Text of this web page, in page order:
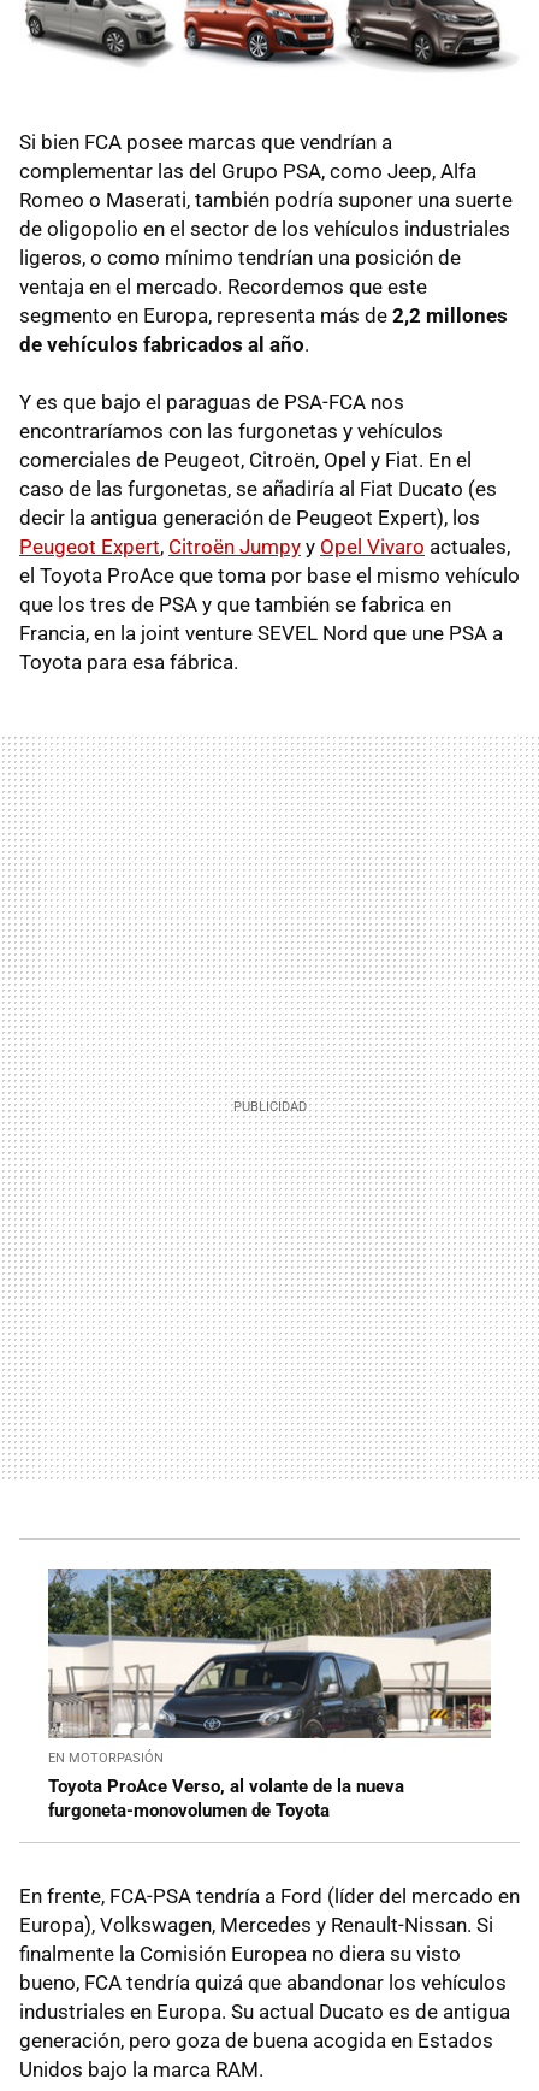
Si bien FCA posee marcas que vendrían a
complementar las del Grupo PSA, como Jeep, Alfa
Romeo o Maserati, también podría suponer una suerte
de oligopolio en el sector de los vehículos industriales
ligeros, o como mínimo tendrían una posición de
ventaja en el mercado. Recordemos que este
segmento en Europa, representa más de 2,2 millones
de vehículos fabricados al año.
Y es que bajo el paraguas de PSA-FCA nos
encontraríamos con las furgonetas y vehículos
comerciales de Peugeot, Citroën, Opel y Fiat. En el
caso de las furgonetas, se añadiría al Fiat Ducato (es
decir la antigua generación de Peugeot Expert), los
Peugeot Expert, Citroën Jumpy y Opel Vivaro actuales,
el Toyota ProAce que toma por base el mismo vehículo
que los tres de PSA y que también se fabrica en
Francia, en la joint venture SEVEL Nord que une PSA a
Toyota para esa fábrica.
EN MOTORPASIÓN
Toyota ProAce Verso, al volante de la nueva
furgoneta-monovolumen de Toyota
En frente, FCA-PSA tendría a Ford (líder del mercado en
Europa), Volkswagen, Mercedes y Renault-Nissan. Si
finalmente la Comisión Europea no diera su visto
bueno, FCA tendría quizá que abandonar los vehículos
industriales en Europa. Su actual Ducato es de antigua
generación, pero goza de buena acogida en Estados
Unidos bajo la marca RAM.